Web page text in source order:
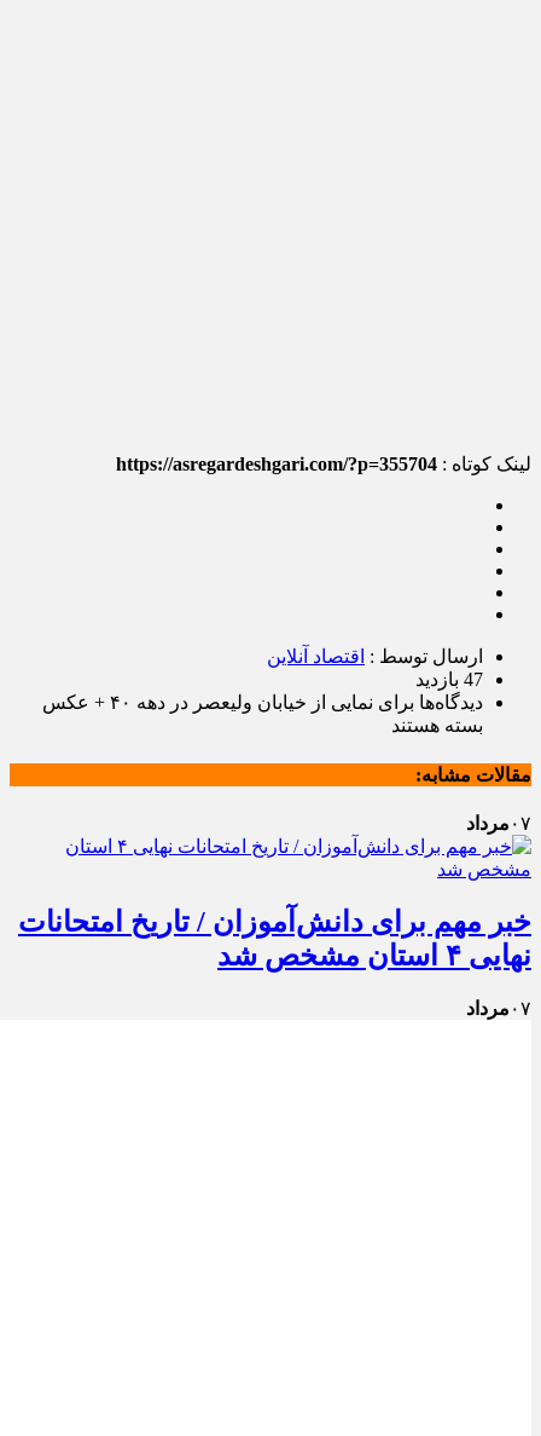
لینک کوتاه : https://asregardeshgari.com/?p=355704
ارسال توسط : اقتصاد آنلاین
47 بازدید
دیدگاه‌ها برای نمایی از خیابان ولیعصر در دهه ۴۰ + عکس
بسته هستند
مقالات مشابه:
۰۷ مرداد
خبر مهم برای دانش‌آموزان / تاریخ امتحانات
نهایی ۴ استان مشخص شد
۰۷ مرداد